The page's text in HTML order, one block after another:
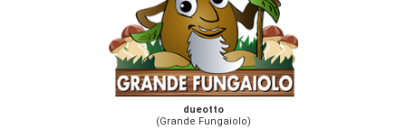
dueotto
(Grande Fungaiolo)